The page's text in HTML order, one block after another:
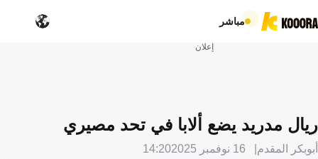
مباشر
إعلان
ريال مدريد يضع ألابا في تحد مصيري
أبوبكر المقدم 16 نوفمبر 2025 14:20